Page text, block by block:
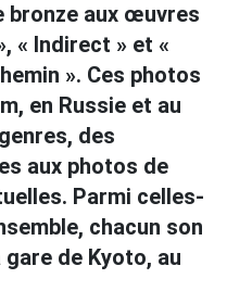
bronze aux œuvres
« Indirect » et «
». Ces photos
en Russie et au
des
aux photos de
Parmi celles-
chacun son
de Kyoto, au